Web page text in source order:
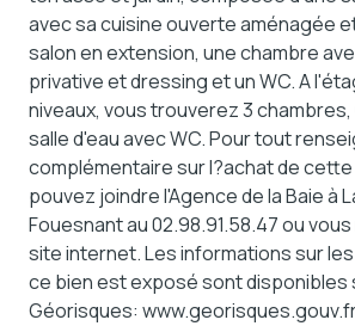
avec sa cuisine ouverte aménagée
salon en extension, une chambre
privative et dressing et un WC. A
niveaux, vous trouverez 3
salle d'eau avec WC. Pour tout
complémentaire sur l?achat de cette
pouvez joindre l'Agence de la Baie à
Fouesnant au 02.98.91.58.47 ou
site internet. Les informations sur
ce bien est exposé sont disponibles
Géorisques: